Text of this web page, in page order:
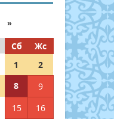
»
Сб
Жс
1
2
8
9
15
16